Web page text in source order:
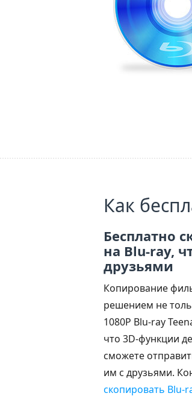
Как
Бесплатно
на Blu-ray,
друзьями
Копирование
решением не
1080P Blu-ray
что 3D-функции
сможете
им с друзьями.
скопировать Blu-